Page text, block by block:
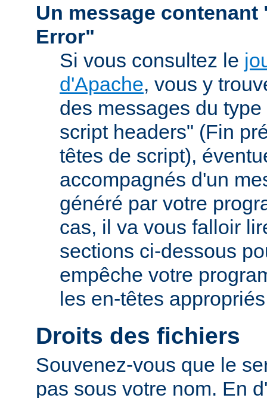
Un message contenant
Error"
Si vous consultez le
d'Apache, vous y
des messages du
script headers" (Fin
têtes de script),
accompagnés d'un
généré par votre
cas, il va vous falloir
sections ci-dessous
empêche votre
les en-têtes
Droits des fichiers
Souvenez-vous que le
pas sous votre nom. En